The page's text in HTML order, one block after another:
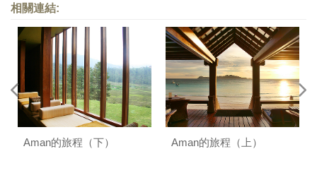
相關連結:
Aman的旅程（下） Aman的旅程（上）